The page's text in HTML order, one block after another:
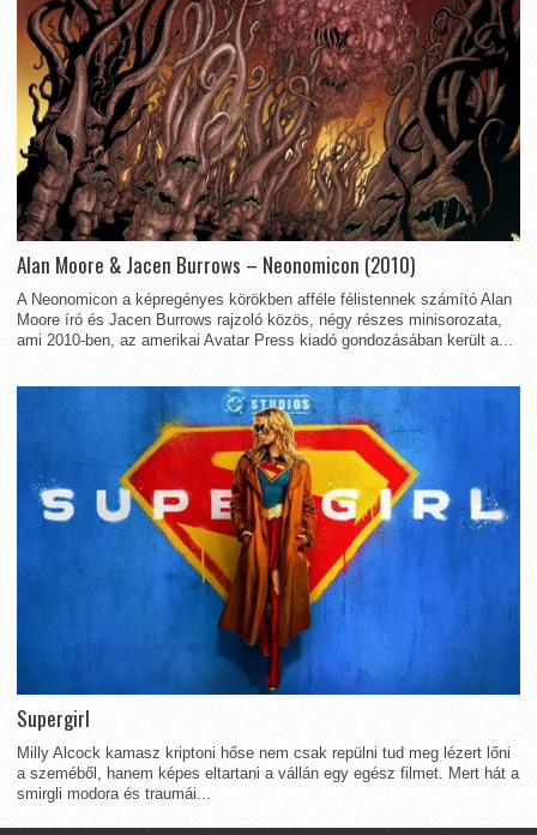
Alan Moore & Jacen Burrows – Neonomicon (2010)
A Neonomicon a képregényes körökben afféle félistennek számító Alan
Moore író és Jacen Burrows rajzoló közös, négy részes minisorozata,
ami 2010-ben, az amerikai Avatar Press kiadó gondozásában került a...
Supergirl
Milly Alcock kamasz kriptoni hőse nem csak repülni tud meg lézert lőni
a szeméből, hanem képes eltartani a vállán egy egész filmet. Mert hát a
smirgli modora és traumái...